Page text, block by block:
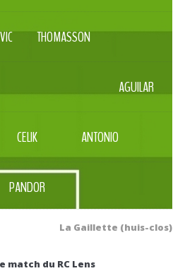
THOMASSON
AGUILAR
CELIK ANTONIO
PANDOR
La Gaillette (huis-clos)
match du RC Lens